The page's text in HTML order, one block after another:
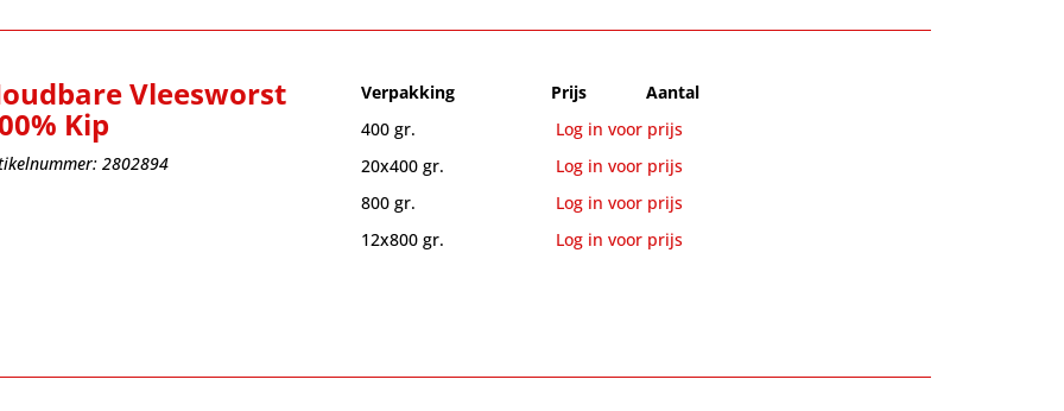
Vleesworst
Kip
2802894
Verpakking Prijs
Aantal
400 gr.
Log in voor prijs
20x400 gr.
Log in voor prijs
800 gr.
Log in voor prijs
12x800 gr.
Log in voor prijs